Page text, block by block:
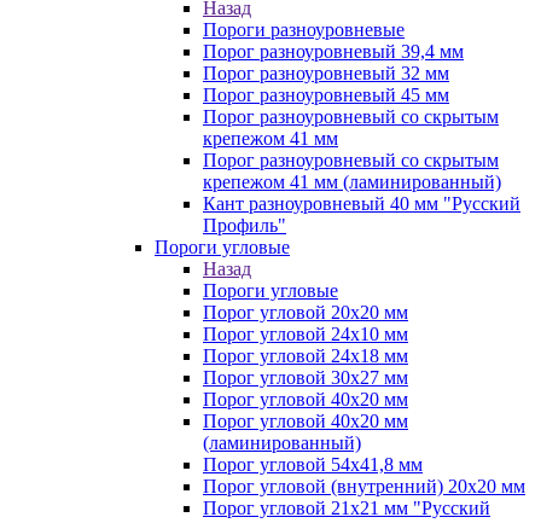
Назад
Пороги разноуровневые
Порог разноуровневый 39,4 мм
Порог разноуровневый 32 мм
Порог разноуровневый 45 мм
Порог разноуровневый со скрытым
крепежом 41 мм
Порог разноуровневый со скрытым
крепежом 41 мм (ламинированный)
Кант разноуровневый 40 мм "Русский
Профиль"
Пороги угловые
Назад
Пороги угловые
Порог угловой 20х20 мм
Порог угловой 24х10 мм
Порог угловой 24х18 мм
Порог угловой 30х27 мм
Порог угловой 40х20 мм
Порог угловой 40х20 мм
(ламинированный)
Порог угловой 54х41,8 мм
Порог угловой (внутренний) 20х20 мм
Порог угловой 21х21 мм "Русский